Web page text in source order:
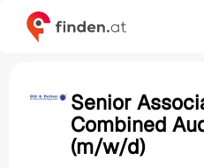
Senior
Combined
(m/w/d)